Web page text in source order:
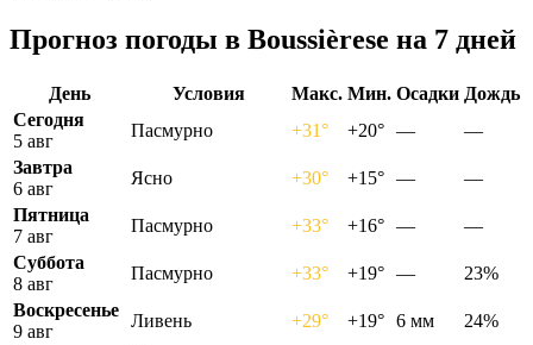
Прогноз погоды в Boussièresе на 7 дней
День Условия Макс. Мин. Осадки Дождь
Сегодня
5 авг
Пасмурно +31° +20° —
—
Завтра
6 авг
Ясно +30° +15° —
—
Пятница
7 авг
Пасмурно +33° +16° —
—
Суббота
8 авг
Пасмурно +33° +19° —
23%
Воскресенье
9 авг
Ливень +29° +19° 6 мм
24%